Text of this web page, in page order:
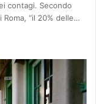
contagi. Secondo
“il 20% delle…